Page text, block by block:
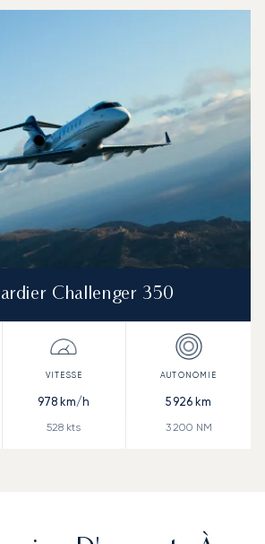
Challenger 350
978 km/h
528 kts
5 926 km
3 200 NM